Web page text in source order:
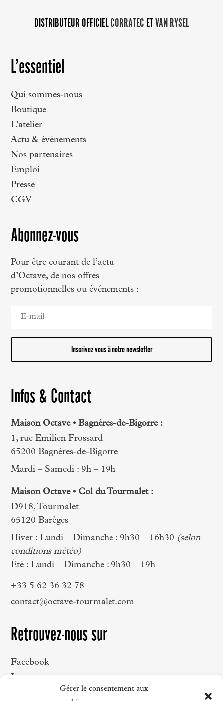
Gérer le consentement aux
DISTRIBUTEUR OFFICIEL CORRATEC ETVAN RYSEL
L’essentiel
Qui sommes-nous
Boutique
L'atelier
Actu & événements
Nos partenaires
Emploi
Presse
CGV
Abonnez-vous
Pour être courant de l’actu
d’Octave, de nos offres
promotionnelles ou événements :
Inscrivez-vous à notre newsletter
Infos & Contact
Maison Octave • Bagnères-de-Bigorre :
1, rue Emilien Frossard
65200 Bagnères-de-Bigorre
Mardi – Samedi : 9h – 19h
Maison Octave • Col du Tourmalet :
D918, Tourmalet
65120 Barèges
Hiver : Lundi – Dimanche : 9h30 – 16h30 (selon
conditions météo)
Été : Lundi – Dimanche : 9h30 – 19h
+33 5 62 36 32 78
contact@octave-tourmalet.com
Retrouvez-nous sur
Facebook
Instagram